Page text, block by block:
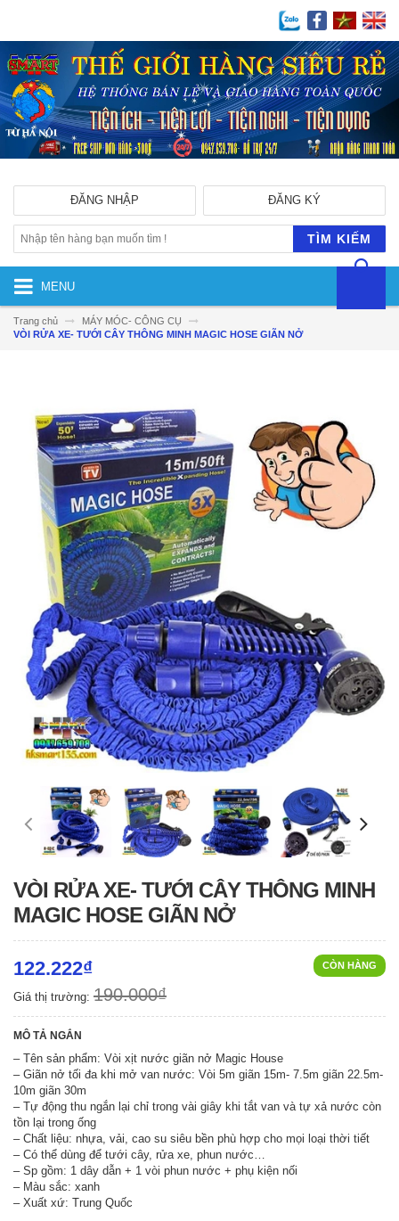
ĐĂNG KÝ
ĐĂNG NHẬP
TÌM KIẾM
MENU
Trang chủ
MÁY MÓC- CÔNG CỤ
VÒI RỬA XE- TƯỚI CÂY THÔNG MINH MAGIC HOSE GIÃN NỞ
VÒI RỬA XE- TƯỚI CÂY THÔNG MINH
MAGIC HOSE GIÃN NỞ
CÒN HÀNG
122.222₫
Giá thị trường: 190.000₫
MÔ TẢ NGẮN
– Tên sản phẩm: Vòi xịt nước giãn nở Magic House
– Giãn nở tối đa khi mở van nước: Vòi 5m giãn 15m- 7.5m giãn 22.5m-
10m giãn 30m
– Tự động thu ngắn lại chỉ trong vài giây khi tắt van và tự xả nước còn
tồn lại trong ống
– Chất liệu: nhựa, vải, cao su siêu bền phù hợp cho mọi loại thời tiết
– Có thể dùng để tưới cây, rửa xe, phun nước…
– Sp gồm: 1 dây dẫn + 1 vòi phun nước + phụ kiện nối
– Màu sắc: xanh
– Xuất xứ: Trung Quốc